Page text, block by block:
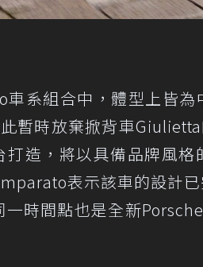
系組合中，體型上皆為
暫時放棄掀背車
造，將以具備品牌風
表示該車的設計
時間點也是全新